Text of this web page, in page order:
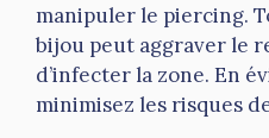
manipuler le piercing.
bijou peut aggraver le
d’infecter la zone. En
minimisez les risques